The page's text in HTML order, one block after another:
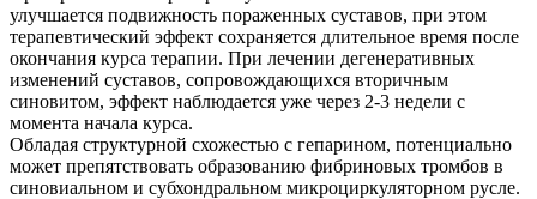
улучшается подвижность пораженных суставов, при этом
терапевтический эффект сохраняется длительное время после
окончания курса терапии. При лечении дегенеративных
изменений суставов, сопровождающихся вторичным
синовитом, эффект наблюдается уже через 2-3 недели с
момента начала курса.
Обладая структурной схожестью с гепарином, потенциально
может препятствовать образованию фибриновых тромбов в
синовиальном и субхондральном микроциркуляторном русле.